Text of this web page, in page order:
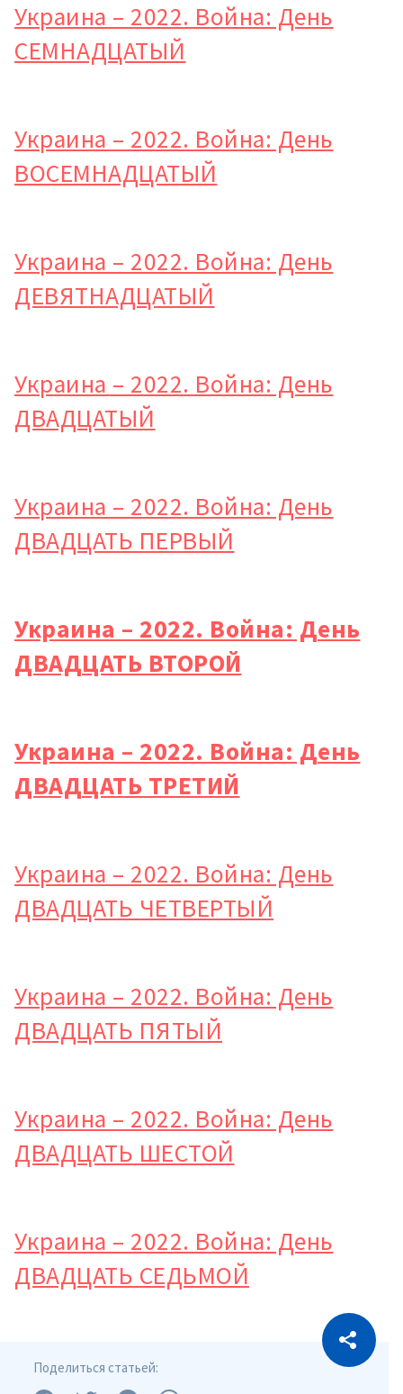
Скопировать ссылку
Украина – 2022. Война: День
СЕМНАДЦАТЫЙ
Украина – 2022. Война: День
ВОСЕМНАДЦАТЫЙ
Украина – 2022. Война: День
ДЕВЯТНАДЦАТЫЙ
Украина – 2022. Война: День
ДВАДЦАТЫЙ
Украина – 2022. Война: День
ДВАДЦАТЬ ПЕРВЫЙ
Украина – 2022. Война: День
ДВАДЦАТЬ ВТОРОЙ
Украина – 2022. Война: День
ДВАДЦАТЬ ТРЕТИЙ
Украина – 2022. Война: День
ДВАДЦАТЬ ЧЕТВЕРТЫЙ
Украина – 2022. Война: День
ДВАДЦАТЬ ПЯТЫЙ
Украина – 2022. Война: День
ДВАДЦАТЬ ШЕСТОЙ
Украина – 2022. Война: День
ДВАДЦАТЬ СЕДЬМОЙ
Поделиться статьей: